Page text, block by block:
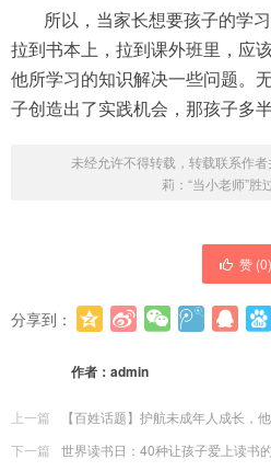
所以，当家长想要孩子的学
拉到书本上，拉到课外班里，应
他所学习的知识解决一些问题。
子创造出了实践机会，那孩子多
未经允许不得转载，转载联系作者
莉：“当小老师”胜
赞 (0)
分享到：
作者： admin
上一篇
【百姓话题】护航未成年人成长，
下一篇
世界读书日：40种让孩子爱上读书